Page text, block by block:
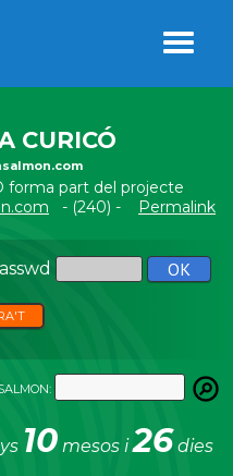
CURICÓ
forma part del projecte
- (240) - Permalink
10 mesos i26 dies